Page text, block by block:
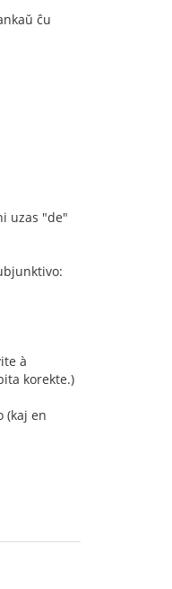
ĉu
uzas "de"
à
korekte.)
(kaj en